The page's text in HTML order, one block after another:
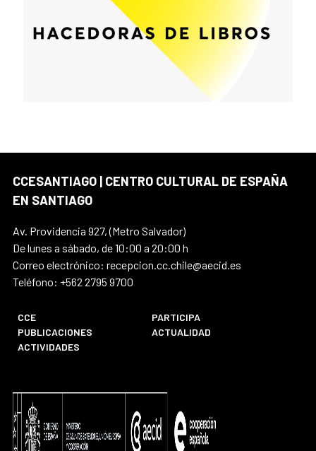
CCESANTIAGO | CENTRO CULTURAL DE ESPAÑA
EN SANTIAGO
Av. Providencia 927, (Metro Salvador)
De lunes a sábado, de 10:00 a 20:00 h
Correo electrónico: recepcion.cc.chile@aecid.es
Teléfono: +562 2795 9700
CCE
PARTICIPA
PUBLICACIONES
ACTUALIDAD
ACTIVIDADES